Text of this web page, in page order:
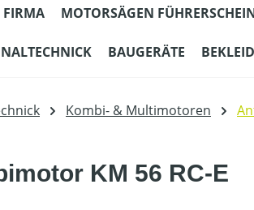
FIRMA MOTORSÄGEN
BAUGERÄTE
Kombi- & Multimotoren
KM 56 RC-E